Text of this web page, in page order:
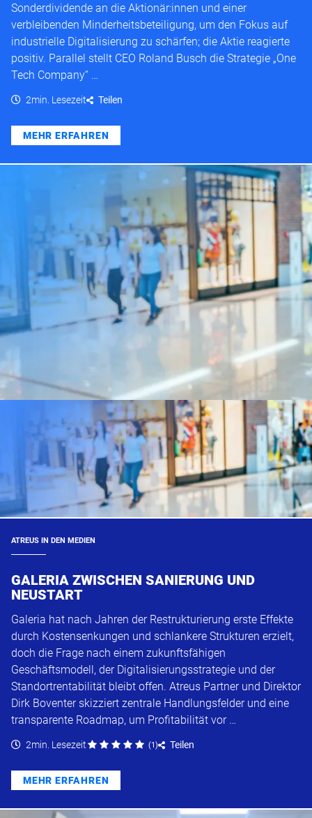
Sonderdividende an die Aktionär:innen und einer
verbleibenden Minderheitsbeteiligung, um den Fokus auf
industrielle Digitalisierung zu schärfen; die Aktie reagierte
positiv. Parallel stellt CEO Roland Busch die Strategie „One
Tech Company“ …
2min. Lesezeit Teilen
MEHR ERFAHREN
ATREUS IN DEN MEDIEN
GALERIA ZWISCHEN SANIERUNG UND
NEUSTART
Galeria hat nach Jahren der Restrukturierung erste Effekte
durch Kostensenkungen und schlankere Strukturen erzielt,
doch die Frage nach einem zukunftsfähigen
Geschäftsmodell, der Digitalisierungsstrategie und der
Standortrentabilität bleibt offen. Atreus Partner und Direktor
Dirk Boventer skizziert zentrale Handlungsfelder und eine
transparente Roadmap, um Profitabilität vor …
2min. Lesezeit (1) Teilen
MEHR ERFAHREN